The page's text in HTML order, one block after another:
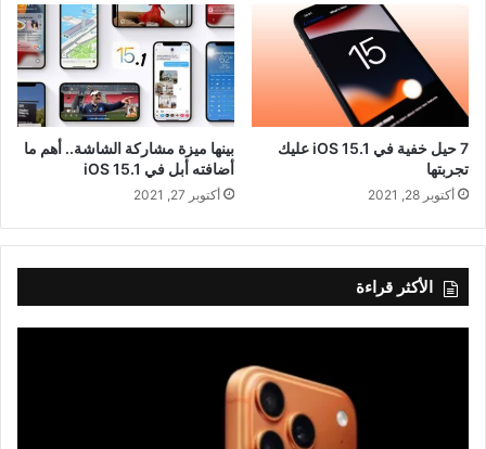
7 حيل خفية في iOS 15.1 عليك
تجربتها
أكتوبر 28, 2021
بينها ميزة مشاركة الشاشة.. أهم ما
أضافته أبل في iOS 15.1
أكتوبر 27, 2021
الأكثر قراءة